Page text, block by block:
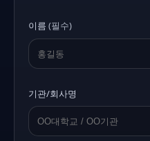
이름 (필수)
기관/회사명